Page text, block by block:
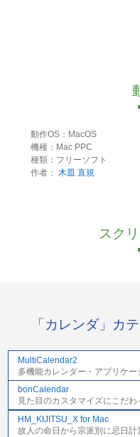
動作OS：MacOS
機種：Mac PPC
種類：フリーソフト
作者： 木皿 直規
スク
「カレンダ」カ
MultiCalendar2
多機能カレンダー・アプリケー
bonCalendar
見た目のカスタマイズにこだ
HM_KIJITSU_X for Mac
故人の命日から宗派別に忌日